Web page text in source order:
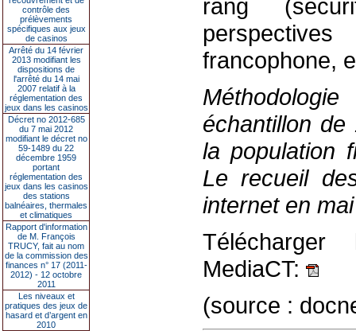
contrôle des
prélèvements
spécifiques aux jeux
de casinos
Arrêté du 14 février
2013 modifiant les
dispositions de
l'arrêté du 14 mai
2007 relatif à la
réglementation des
jeux dans les casinos
Décret no 2012-685
du 7 mai 2012
modifiant le décret no
59-1489 du 22
décembre 1959
portant
réglementation des
jeux dans les casinos
des stations
balnéaires, thermales
et climatiques
Rapport d'information
de M. François
TRUCY, fait au nom
de la commission des
finances n° 17 (2011-
2012) - 12 octobre
2011
Les niveaux et
pratiques des jeux de
hasard et d’argent en
2010
rang
francophone,
échantillon
la population
Le recueil
internet en
MediaCT:
(source :